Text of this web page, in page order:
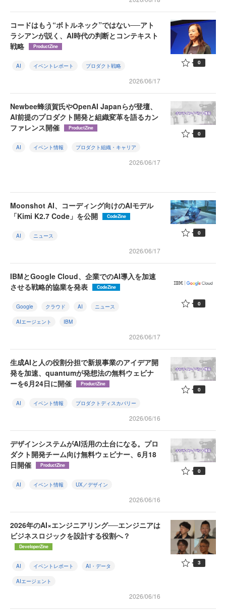
コードはもう“ボトルネック”ではない──アト
ラシアンが説く、AI時代の判断とコンテキスト
戦略
ProductZine
AI イベントレポート プロダクト戦略
2026/06/17
0
Newbee蜂須賀氏やOpenAI Japanらが登壇、
AI前提のプロダクト開発と組織変革を語るカン
ファレンス開催
ProductZine
AI イベント情報 プロダクト組織・キャリア
2026/06/17
0
Moonshot AI、コーディング向けのAIモデル
「Kimi K2.7 Code」を公開
CodeZine
AI ニュース
2026/06/17
0
IBMとGoogle Cloud、企業でのAI導入を加速
させる戦略的協業を発表
CodeZine
Google クラウド AI ニュース
AIエージェント IBM
2026/06/17
0
生成AIと人の役割分担で新規事業のアイデア開
発を加速、quantumが発想法の無料ウェビナ
ーを6月24日に開催
ProductZine
AI イベント情報 プロダクトディスカバリー
2026/06/16
0
デザインシステムがAI活用の土台になる。プロ
ダクト開発チーム向け無料ウェビナー、6月18
日開催
ProductZine
AI イベント情報 UX／デザイン
2026/06/16
0
2026年のAI×エンジニアリング──エンジニアは
ビジネスロジックを設計する役割へ？
DeveloperZine
AI イベントレポート AI・データ
AIエージェント
2026/06/16
3